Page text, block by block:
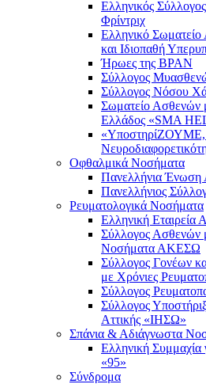
Ελληνικός
Φρίντριχ
Ελληνικό
και Ιδιοπαθή
Ήρωες της BPAN
Σύλλογος
Σύλλογος Νόσου
Σωματείο Ασθενών
Ελλάδος «SMA
«ΥποστηρίΖΟΥΜΕ,
Οφθαλμικά Νοσήματα
Πανελλήνια Ένωση
Πανελλήνιος
Ρευματολογικά Νοσήματα
Ελληνική Εταιρεία
Σύλλογος Ασθενών
Νοσήματα ΑΚΕΣΩ
Σύλλογος Γονέων
με Χρόνιες
Σύλλογος
Σύλλογος
Αττικής «ΙΗΣΩ»
Σπάνια & Αδιάγνωστα
Ελληνική Συμμαχία
«95»
Σύνδρομα